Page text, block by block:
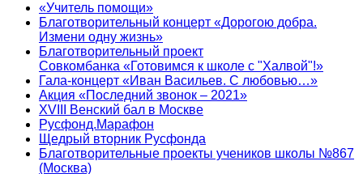
«Учитель помощи»
Благотворительный концерт «Дорогою добра.
Измени одну жизнь»
Благотворительный проект
Совкомбанка «Готовимся к школе с "Халвой"!»
Гала-концерт «Иван Васильев. С любовью…»
Акция «Последний звонок – 2021»
XVIII Венский бал в Москве
Русфонд.Марафон
Щедрый вторник Русфонда
Благотворительные проекты учеников школы №867
(Москва)